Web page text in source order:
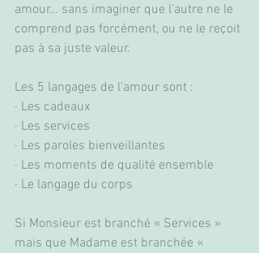
amour… sans imaginer que l’autre ne le
comprend pas forcément, ou ne le reçoit
pas à sa juste valeur.
Les 5 langages de l’amour sont :
· Les cadeaux
· Les services
· Les paroles bienveillantes
· Les moments de qualité ensemble
· Le langage du corps
Si Monsieur est branché « Services »
mais que Madame est branchée «